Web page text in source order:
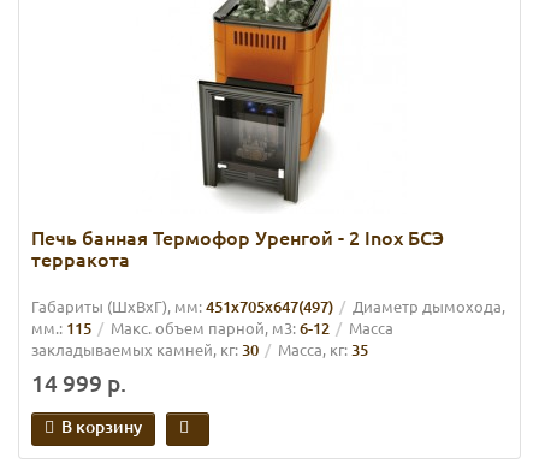
Печь банная Термофор Уренгой - 2 Inox БСЭ
терракота
Габариты (ШхВхГ), мм:451х705х647(497)
Диаметр дымохода,
мм.: 115 Макс. объем парной, м3:6-12
Масса
закладываемых камней, кг:30 Масса, кг:35
14 999 р.
В корзину